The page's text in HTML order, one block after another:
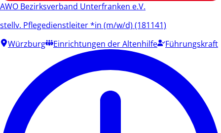
AWO Bezirksverband Unterfranken e.V.
stellv. Pflegedienstleiter *in (m/w/d) (181141)
Würzburg
Einrichtungen der Altenhilfe Führungskraft